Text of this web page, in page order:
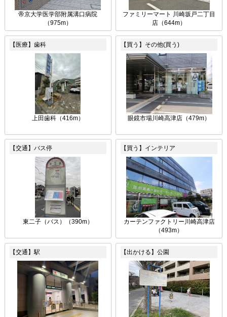
帝京大学医学部附属溝口病院
（975m）
ファミリーマート 川崎坂戸二丁目
店（644m）
【医療】歯科
上田歯科（416m）
【買う】その他(買う)
眼鏡市場川崎高津店（479m）
【交通】バス停
東二子（バス）（390m）
【買う】インテリア
カーテンファクトリー川崎高津店
（493m）
【交通】駅 【出かける】公園